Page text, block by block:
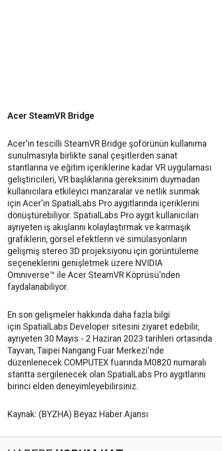
Acer SteamVR Bridge
Acer'ın tescilli SteamVR Bridge şoförünün kullanıma
sunulmasıyla birlikte sanal çeşitlerden sanat
stantlarına ve eğitim içeriklerine kadar VR uygulaması
geliştiricileri, VR başlıklarına gereksinim duymadan
kullanıcılara etkileyici manzaralar ve netlik sunmak
için Acer'ın SpatialLabs Pro aygıtlarında içeriklerini
dönüştürebiliyor. SpatialLabs Pro aygıt kullanıcıları
ayrıyeten iş akışlarını kolaylaştırmak ve karmaşık
grafiklerin, görsel efektlerin ve simülasyonların
gelişmiş stereo 3D projeksiyonu için görüntüleme
seçeneklerini genişletmek üzere NVIDIA
Omniverse™ ile Acer SteamVR Köprüsü'nden
faydalanabiliyor.
En son gelişmeler hakkında daha fazla bilgi
için SpatialLabs Developer sitesini ziyaret edebilir,
ayrıyeten 30 Mayıs - 2 Haziran 2023 tarihleri ortasında
Tayvan, Taipei Nangang Fuar Merkezi'nde
düzenlenecek COMPUTEX fuarında M0820 numaralı
stantta sergilenecek olan SpatialLabs Pro aygıtlarını
birinci elden deneyimleyebilirsiniz.
Kaynak: (BYZHA) Beyaz Haber Ajansı